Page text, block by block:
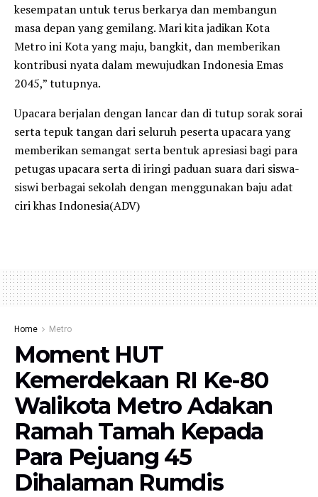
kesempatan untuk terus berkarya dan membangun
masa depan yang gemilang. Mari kita jadikan Kota
Metro ini Kota yang maju, bangkit, dan memberikan
kontribusi nyata dalam mewujudkan Indonesia Emas
2045,” tutupnya.
Upacara berjalan dengan lancar dan di tutup sorak sorai
serta tepuk tangan dari seluruh peserta upacara yang
memberikan semangat serta bentuk apresiasi bagi para
petugas upacara serta di iringi paduan suara dari siswa-
siswi berbagai sekolah dengan menggunakan baju adat
ciri khas Indonesia(ADV)
Home Metro
Moment HUT
Kemerdekaan RI Ke-80
Walikota Metro Adakan
Ramah Tamah Kepada
Para Pejuang 45
Dihalaman Rumdis